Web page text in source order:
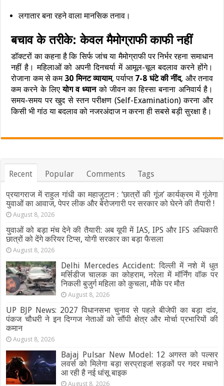
लगातार बना रहने वाला मानसिक तनाव।
बचाव के तरीके: केवल मैमोग्राफी काफी नहीं
डॉक्टरों का कहना है कि सिर्फ जांच या मैमोग्राफी पर निर्भर रहना समाधान
नहीं है। महिलाओं को अपनी दिनचर्या में आमूल-चूल बदलाव करने होंगे।
रोजाना कम से कम 30 मिनट व्यायाम, पर्याप्त 7-8 घंटे की नींद, और तनाव
कम करने के लिएयोग व ध्यानको जीवन का हिस्सा बनाना अनिवार्य है।
समय-समय पर खुद से स्तन परीक्षण (Self-Examination) करना और
किसी भी गांठ या बदलाव को नजरअंदाज न करना ही सबसे बड़ी सुरक्षा है।
Recent Popular Comments Tags
प्रयागराज में राहुल गांधी का महाजुटान : ‘छात्रों की गूंज’ कार्यक्रम में गूंजेगा
युवाओं का आवाज, पेपर लीक और बेरोजगारी पर सरकार को घेरने की तैयारी !
August 8, 2026
युवाओं को बड़ा मंच देने की तैयारी: अब यूपी में IAS, IPS और IFS अधिकारी
छात्रों को देंगे करियर टिप्स, योगी सरकार का बड़ा फैसला
August 8, 2026
Delhi Mercedes Accident: दिल्ली में नशे में धुत
मर्सिडीज चालक का कोहराम, नरेला में मॉर्निंग वॉक पर
निकली बुजुर्ग महिला को कुचला, मौके पर मौत
August 8, 2026
UP BJP News: 2027 विधानसभा चुनाव से पहले बीजेपी का बड़ा दांव,
पंकज चौधरी ने इन दिग्गज नेताओं को सौंपी क्षेत्र और मोर्चा प्रभारियों की
कमान
August 8, 2026
Bajaj Pulsar New Model: 12 अगस्त को पल्सर
लवर्स को मिलेगा बड़ा सरप्राइज! सड़कों पर गदर मचाने
आ रही है नई धांसू बाइक
August 8, 2026